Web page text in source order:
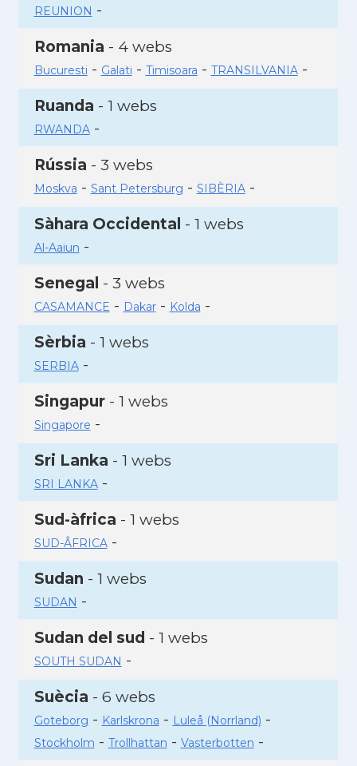
REUNION -
Romania - 4 webs
Bucuresti - Galati - Timisoara - TRANSILVANIA-
Ruanda - 1 webs
RWANDA-
Rússia - 3 webs
Moskva - Sant Petersburg - SIBÈRIA-
Sàhara Occidental - 1 webs
Al-Aaiun -
Senegal - 3 webs
CASAMANCE - Dakar- Kolda -
Sèrbia - 1 webs
SERBIA-
Singapur- 1 webs
Singapore -
Sri Lanka - 1 webs
SRI LANKA-
Sud-àfrica - 1 webs
SUD-ÂFRICA-
Sudan - 1 webs
SUDAN -
Sudan del sud - 1 webs
SOUTH SUDAN -
Suècia - 6 webs
Goteborg - Karlskrona - Luleå (Norrland) -
Stockholm - Trollhattan - Vasterbotten -